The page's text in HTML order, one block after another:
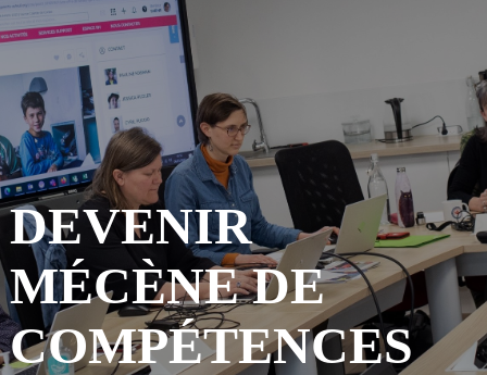
DEVENIR
MÉCÈNE DE
COMPÉTENCES